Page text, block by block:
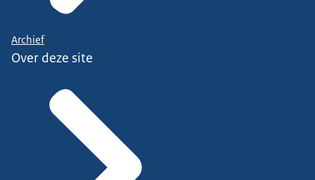
Archief
Over deze site